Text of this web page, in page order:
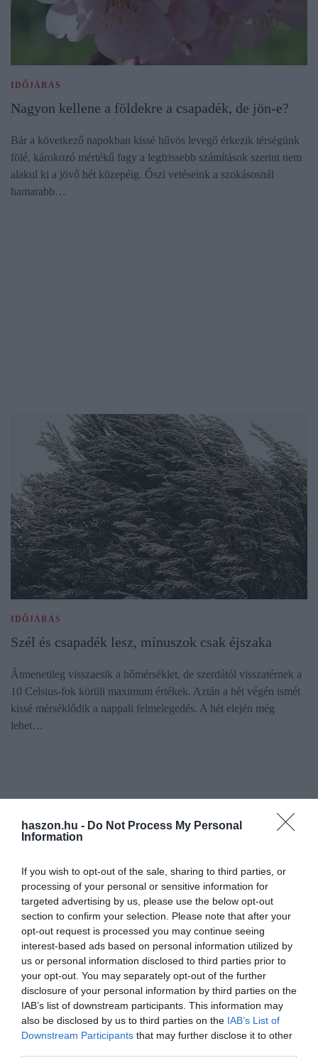
haszon.hu - Do Not Process My Personal
Information
If you wish to opt-out of the sale, sharing to third parties, or
processing of your personal or sensitive information for
targeted advertising by us, please use the below opt-out
section to confirm your selection. Please note that after your
opt-out request is processed you may continue seeing
interest-based ads based on personal information utilized by
us or personal information disclosed to third parties prior to
your opt-out. You may separately opt-out of the further
disclosure of your personal information by third parties on the
IAB’s list of downstream participants. This information may
also be disclosed by us to third parties on the IAB’s List of
Downstream Participants that may further disclose it to other
IDŐJÁRÁS
Nagyon kellene a földekre a csapadék, de jön-e?
Bár a következő napokban kissé hűvös levegő érkezik térségünk
fölé, károkozó mértékű fagy a legfrissebb számítások szerint nem
alakul ki a jövő hét közepéig. Őszi vetéseink a szokásosnál
hamarabb…
IDŐJÁRÁS
Szél és csapadék lesz, mínuszok csak éjszaka
Átmenetileg visszaesik a hőmérséklet, de szerdától visszatérnek a
10 Celsius-fok körüli maximum értékek. Aztán a hét végén ismét
kissé mérséklődik a nappali felmelegedés. A hét elején még
lehet…